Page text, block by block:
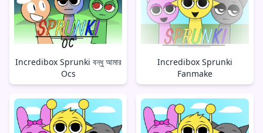
Incredibox Sprunki বন্ধু আমার
Ocs
Incredibox Sprunki
Fanmake